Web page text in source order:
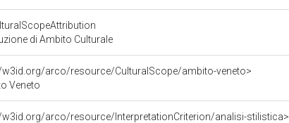
di Ambito Culturale
w3id.org/arco/resource/CulturalScope/ambito-veneto>
Veneto
w3id.org/arco/resource/InterpretationCriterion/analisi-stilistica>